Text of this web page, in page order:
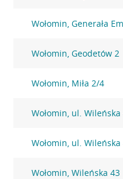
Wołomin, Generała
Wołomin, Geodetów 2
Wołomin, Miła 2/4
Wołomin, ul. Wileńska
Wołomin, ul. Wileńska
Wołomin, Wileńska 43